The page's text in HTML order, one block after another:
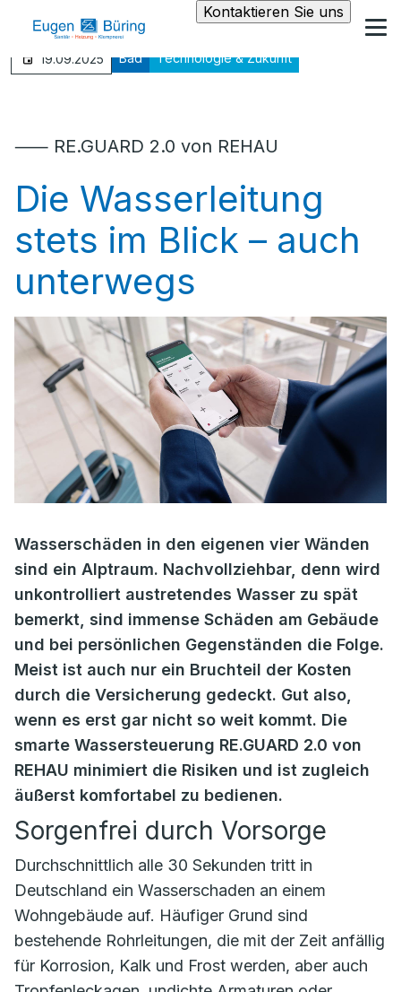
Kontaktieren Sie uns
19.09.2025 Bad Technologie & Zukunft
⸺ RE.GUARD 2.0 von REHAU
Die Wasserleitung
stets im Blick – auch
unterwegs
Wasserschäden in den eigenen vier Wänden
sind ein Alptraum. Nachvollziehbar, denn wird
unkontrolliert austretendes Wasser zu spät
bemerkt, sind immense Schäden am Gebäude
und bei persönlichen Gegenständen die Folge.
Meist ist auch nur ein Bruchteil der Kosten
durch die Versicherung gedeckt. Gut also,
wenn es erst gar nicht so weit kommt. Die
smarte Wassersteuerung RE.GUARD 2.0 von
REHAU minimiert die Risiken und ist zugleich
äußerst komfortabel zu bedienen.
Sorgenfrei durch Vorsorge
Durchschnittlich alle 30 Sekunden tritt in
Deutschland ein Wasserschaden an einem
Wohngebäude auf. Häufiger Grund sind
bestehende Rohrleitungen, die mit der Zeit anfällig
für Korrosion, Kalk und Frost werden, aber auch